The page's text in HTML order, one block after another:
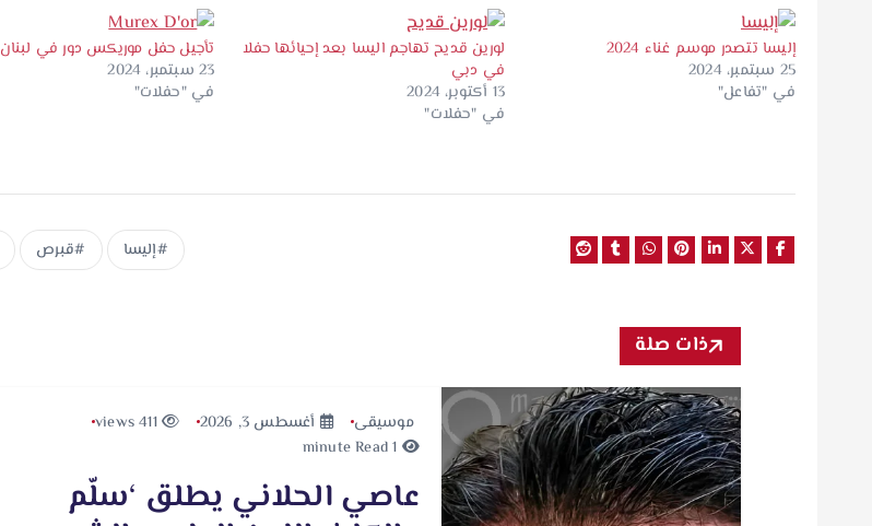
إليسا تتصدر موسم غناء 2024
25 سبتمبر، 2024
في "تفاعل"
لورين قديح تهاجم اليسا بعد إحيائها حفلا
في دبي
13 أكتوبر، 2024
في "حفلات"
تأجيل حفل موريكس دور في لبنان
23 سبتمبر، 2024
في "حفلات"
إليسا قبرص
ذات صلة
موسيقى أغسطس 3, 2026
411 views
عاصي الحلاني يطلق ‘سلّم